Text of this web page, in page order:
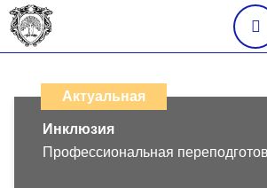
дистанционных
образовательных
Актуальная
Инклюзия
Профессиональная